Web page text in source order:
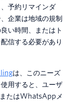
予約リマインダ
企業は地域の規制
い時間、またはト
信する必要があり
は、このニーズ
用すると、ユーザ
たはWhatsAppメ